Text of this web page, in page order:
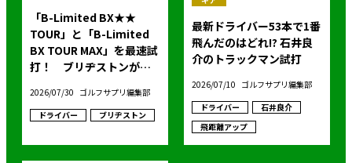
「B-Limited BX★★
TOUR」と「B-Limited
BX TOUR MAX」を最速試
打！ ブリヂストンがツ
機種を発表！
2026/07/30 ゴルフサプリ編集部
ドライバー
ブリヂストン
最新ドライバー53本で1番
飛んだのはどれ!? 石井良
介のトラックマン試打
2026/07/10 ゴルフサプリ編集部
ドライバー
石井良介
飛距離アップ